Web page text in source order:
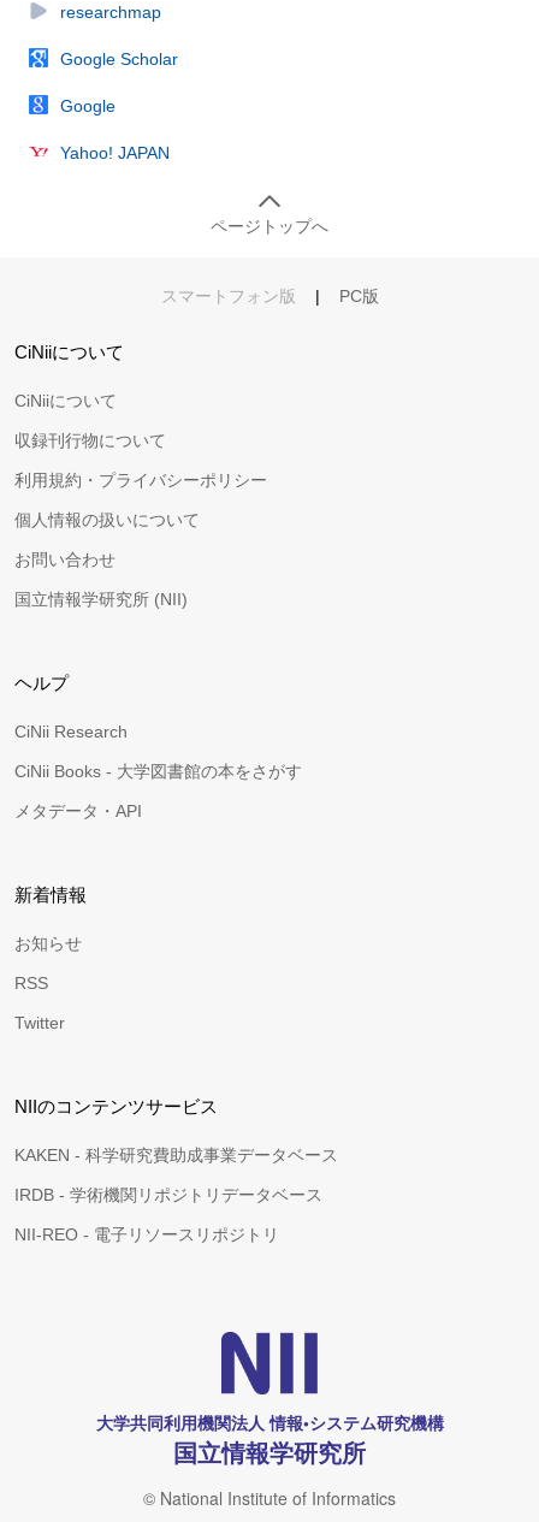
researchmap
Google Scholar
Google
Yahoo! JAPAN
ページトップへ
スマートフォン版 | PC版
CiNiiについて
CiNiiについて
収録刊行物について
利用規約・プライバシーポリシー
個人情報の扱いについて
お問い合わせ
国立情報学研究所 (NII)
ヘルプ
CiNii Research
CiNii Books - 大学図書館の本をさがす
メタデータ・API
新着情報
お知らせ
RSS
Twitter
NIIのコンテンツサービス
KAKEN - 科学研究費助成事業データベース
IRDB - 学術機関リポジトリデータベース
NII-REO - 電子リソースリポジトリ
大学共同利用機関法人 情報•システム研究機構
国立情報学研究所
© National Institute of Informatics